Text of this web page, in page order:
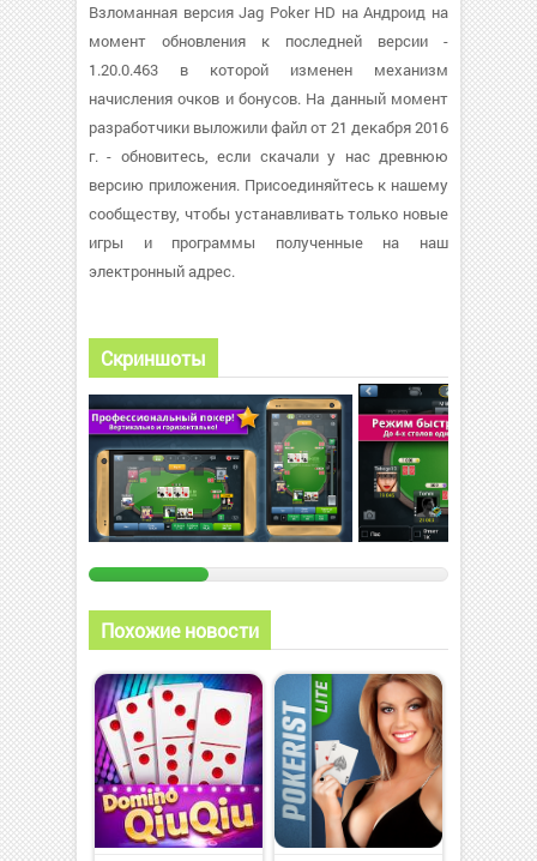
Взломанная версия Jag Poker HD на Андроид на
момент обновления к последней версии -
1.20.0.463 в которой изменен механизм
начисления очков и бонусов. На данный момент
разработчики выложили файл от 21 декабря 2016
г. - обновитесь, если скачали у нас древнюю
версию приложения. Присоединяйтесь к нашему
сообществу, чтобы устанавливать только новые
игры и программы полученные на наш
электронный адрес.
Скриншоты
Похожие новости